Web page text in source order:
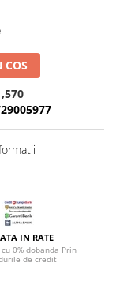
COS
IN RATE
cu 0% dobanda Prin
de credit